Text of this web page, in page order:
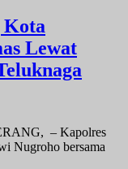
Kota
Lewat
– Kapolres
Nugroho bersama